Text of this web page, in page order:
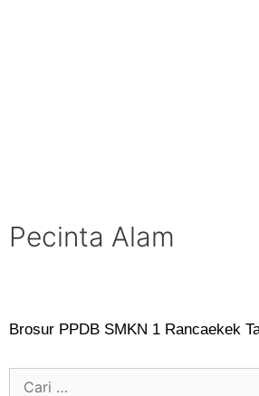
Pecinta Alam
Brosur PPDB SMKN 1 Rancaekek